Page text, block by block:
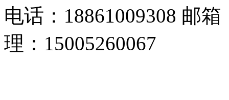
电话：18861009308 邮
理：15005260067